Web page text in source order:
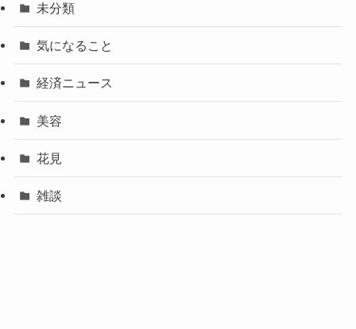
未分類
気になること
経済ニュース
美容
花見
雑談